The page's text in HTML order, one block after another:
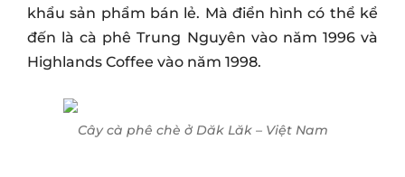
khẩu sản phẩm bán lẻ. Mà điển hình có thể kể
đến là cà phê Trung Nguyên vào năm 1996 và
Highlands Coffee vào năm 1998.
Cây cà phê chè ở Dăk Lăk – Việt Nam